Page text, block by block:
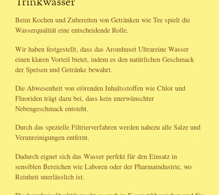
Beim Kochen und Zubereiten von Getränken wie Tee spielt die
Wasserqualität eine entscheidende Rolle.
Wir haben festgestellt, dass das Aromhuset Ultrareine Wasser
einen klaren Vorteil bietet, indem es den natürlichen Geschmack
der Speisen und Getränke bewahrt.
Die Abwesenheit von störenden Inhaltsstoffen wie Chlor und
Fluoriden trägt dazu bei, dass kein unerwünschter
Nebengeschmack entsteht.
Durch das spezielle Filtrierverfahren werden nahezu alle Salze und
Verunreinigungen entfernt.
Dadurch eignet sich das Wasser perfekt für den Einsatz in
sensiblen Bereichen wie Laboren oder der Pharmaindustrie, wo
Reinheit unerlässlich ist.